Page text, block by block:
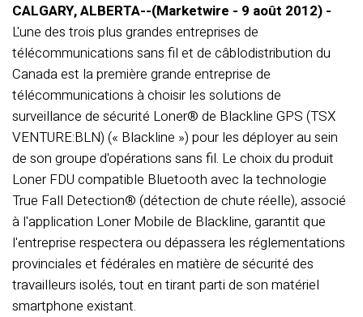
CALGARY, ALBERTA--(Marketwire - 9 août 2012) -
L'une des trois plus grandes entreprises de
télécommunications sans fil et de câblodistribution du
Canada est la première grande entreprise de
télécommunications à choisir les solutions de
surveillance de sécurité Loner® de Blackline GPS (TSX
VENTURE:BLN) (« Blackline ») pour les déployer au sein
de son groupe d'opérations sans fil. Le choix du produit
Loner FDU compatible Bluetooth avec la technologie
True Fall Detection® (détection de chute réelle), associé
à l'application Loner Mobile de Blackline, garantit que
l'entreprise respectera ou dépassera les réglementations
provinciales et fédérales en matière de sécurité des
travailleurs isolés, tout en tirant parti de son matériel
smartphone existant.